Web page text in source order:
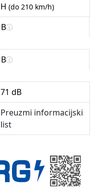
H (do 210 km/h)
B
B
71 dB
Preuzmi informacijski
list